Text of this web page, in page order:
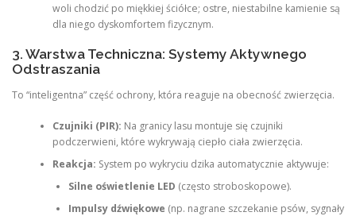
woli chodzić po miękkiej ściółce; ostre, niestabilne kamienie są
dla niego dyskomfortem fizycznym.
3. Warstwa Techniczna: Systemy Aktywnego
Odstraszania
To “inteligentna” część ochrony, która reaguje na obecność zwierzęcia.
Czujniki (PIR): Na granicy lasu montuje się czujniki
podczerwieni, które wykrywają ciepło ciała zwierzęcia.
Reakcja: System po wykryciu dzika automatycznie aktywuje:
Silne oświetlenie LED (często stroboskopowe).
Impulsy dźwiękowe (np. nagrane szczekanie psów, sygnały